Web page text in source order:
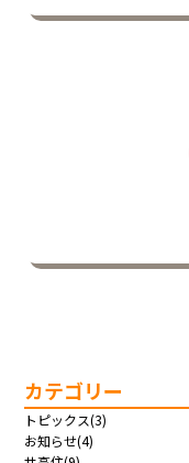
カテゴリー
トピックス(3)
お知らせ(4)